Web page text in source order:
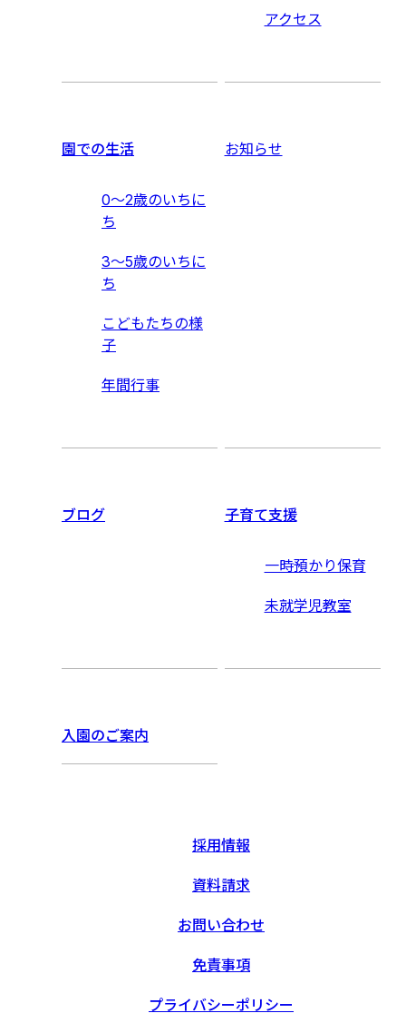
アクセス
園での生活
0〜2歳のいちに
ち
3〜5歳のいちに
ち
こどもたちの様
子
年間行事
お知らせ
ブログ 子育て支援
一時預かり保育
未就学児教室
入園のご案内
採用情報
資料請求
お問い合わせ
免責事項
プライバシーポリシー